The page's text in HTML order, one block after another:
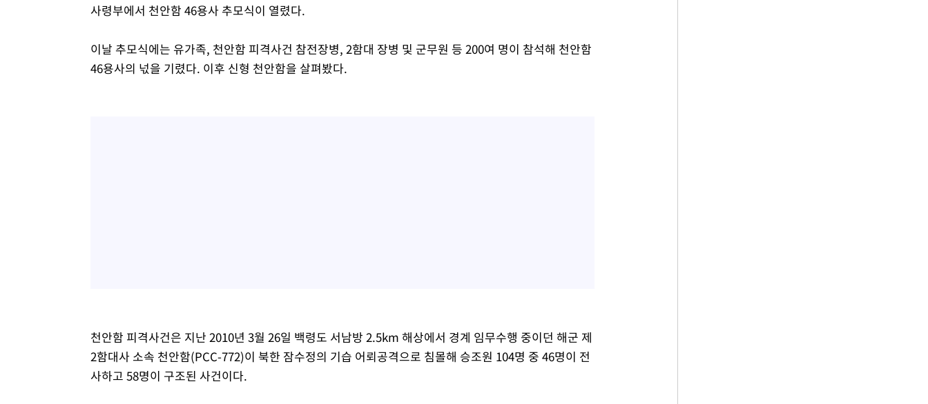
사령부에서 천안함 46용사 추모식이 열렸다.
이날 추모식에는 유가족, 천안함 피격사건 참전장병, 2함대 장병 및 군무원 등 200여 명이 참석해 천안함
46용사의 넋을 기렸다. 이후 신형 천안함을 살펴봤다.
천안함 피격사건은 지난 2010년 3월 26일 백령도 서남방 2.5km 해상에서 경계 임무수행 중이던 해군 제
2함대사 소속 천안함(PCC-772)이 북한 잠수정의 기습 어뢰공격으로 침몰해 승조원 104명 중 46명이 전
사하고 58명이 구조된 사건이다.